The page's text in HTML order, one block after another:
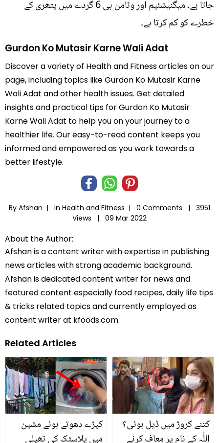
جاتا ہے۔ میگنیشئیم اور وٹامن بی 6 گردے میں پتھری کے
خطرے کو کم کرتا ہے۔
Gurdon Ko Mutasir Karne Wali Adat
Discover a variety of Health and Fitness articles on our
page, including topics like Gurdon Ko Mutasir Karne
Wali Adat and other health issues. Get detailed
insights and practical tips for Gurdon Ko Mutasir
Karne Wali Adat to help you on your journey to a
healthier life. Our easy-to-read content keeps you
informed and empowered as you work towards a
better lifestyle.
By Afshan | In Health and Fitness | 0 Comments |
3951
Views |
09 Mar 2022
About the Author:
Afshan is a content writer with expertise in publishing
news articles with strong academic background.
Afshan is dedicated content writer for news and
featured content especially food recipes, daily life tips
& tricks related topics and currently employed as
content writer at kfoods.com.
Related Articles
کپڑے دھوتے ہوئے مشین
میں پلاسٹک کی تھیلی
کتنے کروڑ میں ڈیل ہوئی؟
اللّٰہ کے نام پر معاف کرنے